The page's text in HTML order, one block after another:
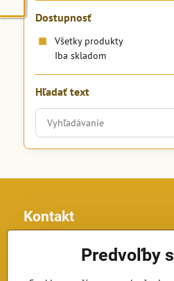
Dostupnosť
Všetky produkty
Iba skladom
Hľadať text
Prehľadať
výsledky
filtra
Kontakt
Predvoľby